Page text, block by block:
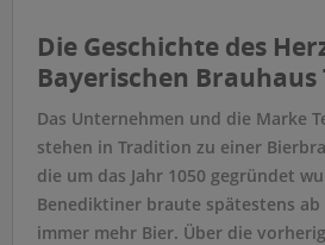
Die Geschichte des
Bayerischen Brauhaus
Das Unternehmen und die Marke
stehen in Tradition zu einer
die um das Jahr 1050 gegründet
Benediktiner braute spätestens ab
immer mehr Bier. Über die